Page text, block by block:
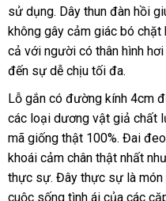
sử dụng. Dây thun đàn hồi
không gây cảm giác bó chặt
cả với người có thân hình
đến sự dễ chịu tối đa.
Lỗ gắn có đường kính 4cm
các loại dương vật giả chất
mã giống thật 100%. Đai
khoái cảm chân thật nhất
thực sự. Đây thực sự là món
cuộc sống tình ái của các